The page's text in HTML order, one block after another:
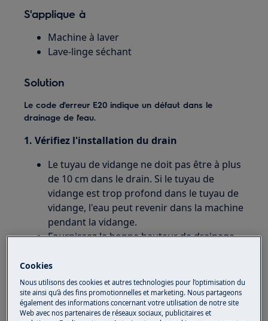
S'applique à
Machine à laver
Lave-linge séchant
Solution
Le code d'erreur E20 indique un défaut dans le
drainage de l'eau.
1. Vérifiez l'installation du drain
Le tuyau de vidange ne doit pas être à plus
de 10 cm dans le drain. Si le tuyau de
vidange est trop profond dans le tuyau de
vidange, l'eau peut revenir dans la machine
pendant la vidange.
Fournissez la bonne hauteur de drainage.
supérieure à 100 cm ni inférieure à 60 cm
au-dessus du bas de la machine. Si le drain
est trop haut ou trop bas, la pompe de
vidange ne peut pas traiter l'eau à pomper.
Cookies
Nous utilisons des cookies et autres technologies pour l’optimisation du
site ainsi qu’à des fins promotionnelles et marketing. Nous partageons
également des informations concernant votre utilisation de notre site
Web avec nos partenaires de réseaux sociaux, publicitaires et